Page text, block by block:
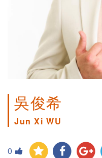
吳俊希
Jun Xi WU
0